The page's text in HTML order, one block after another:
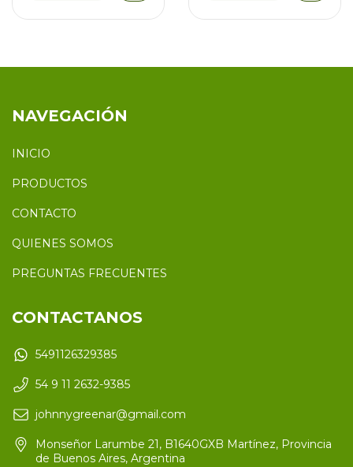
NAVEGACIÓN
INICIO
PRODUCTOS
CONTACTO
QUIENES SOMOS
PREGUNTAS FRECUENTES
CONTACTANOS
5491126329385
54 9 11 2632-9385
johnnygreenar@gmail.com
Monseñor Larumbe 21, B1640GXB Martínez, Provincia
de Buenos Aires, Argentina